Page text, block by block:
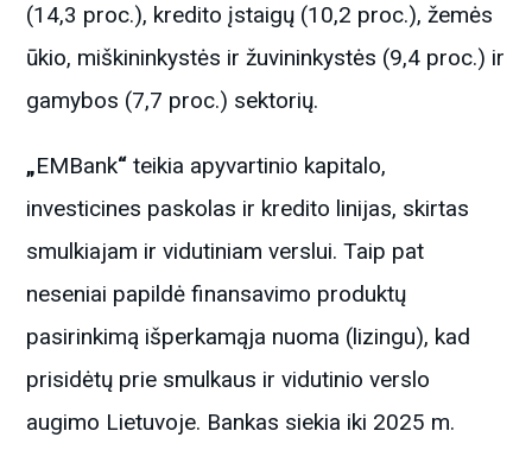
(14,3 proc.), kredito įstaigų (10,2 proc.), žemės
ūkio, miškininkystės ir žuvininkystės (9,4 proc.) ir
gamybos (7,7 proc.) sektorių.
„EMBank“ teikia apyvartinio kapitalo,
investicines paskolas ir kredito linijas, skirtas
smulkiajam ir vidutiniam verslui. Taip pat
neseniai papildė finansavimo produktų
pasirinkimą išperkamąja nuoma (lizingu), kad
prisidėtų prie smulkaus ir vidutinio verslo
augimo Lietuvoje. Bankas siekia iki 2025 m.